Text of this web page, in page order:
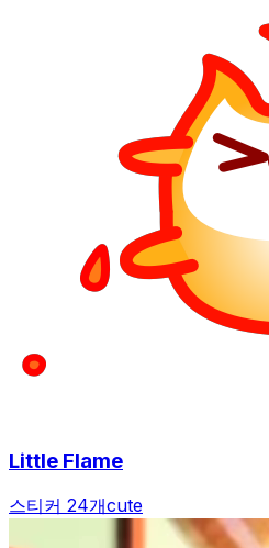
Little Flame
스티커 24개cute